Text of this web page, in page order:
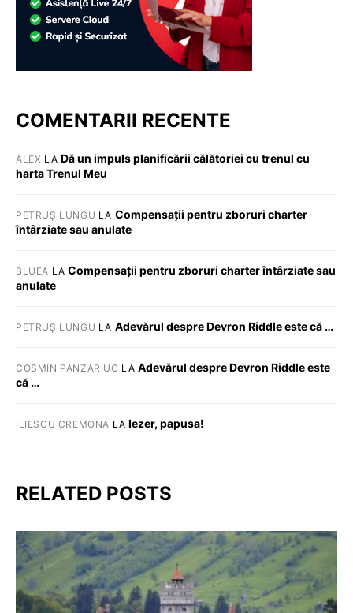
COMENTARII RECENTE
ALEX LA Dă un impuls planificării călătoriei cu trenul cu
harta Trenul Meu
PETRUȘ LUNGU LA Compensații pentru zboruri charter
întârziate sau anulate
BLUEA LACompensații pentru zboruri charter întârziate sau
anulate
PETRUȘ LUNGU LA Adevărul despre Devron Riddle este că …
COSMIN PANZARIUC LA Adevărul despre Devron Riddle este
că …
ILIESCU CREMONA LA Iezer, papusa!
RELATED POSTS